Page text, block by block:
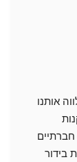
אותנו
בידור